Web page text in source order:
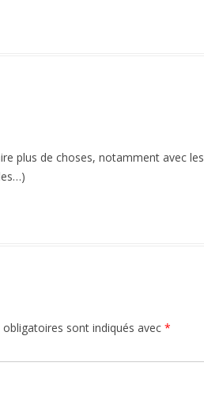
plus de choses, notamment avec les
obligatoires sont indiqués avec *